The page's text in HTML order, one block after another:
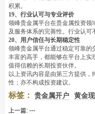
积累。
19、行业认可与专业评价
领峰贵金属平台在贵金属投资领
及服务体系的完善性。行业认可
20、用户信任与长期稳定性
领峰贵金属平台通过稳定可靠的
丰富的高手，都能够在平台上实
值得信赖的长期投资伙伴。
以上资讯内容是由第三方提供
性；亦不构成投资建议。
标签： 贵金属开户 黄金
上一篇: ---